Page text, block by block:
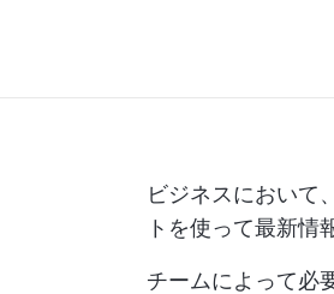
ビジネスにおいて
トを使って最新情
チームによって必